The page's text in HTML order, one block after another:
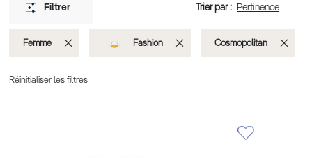
Filtrer Trier par :
Femme Supprimer Fashion SupprimerCosmopolitan
Réinitialiser les filtres